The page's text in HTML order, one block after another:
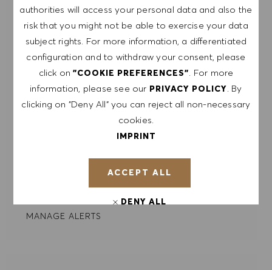
authorities will access your personal data and also the
risk that you might not be able to exercise your data
subject rights. For more information, a differentiated
configuration and to withdraw your consent, please
click on"COOKIE PREFERENCES" . For more
information, please see our PRIVACY POLICY . By
clicking on "Deny All" you can reject all non-necessary
cookies.
IMPRINT
DENY ALL
ACCEPT ALL
NOTE: By signing up, I consent to receive mails
containing HUGO BOSS job offers, invitations for
events and other career related topics, which I
can unsubscribe at any time, e.g. by clicking the
link in each email. I acknowledge that my
personal data will be processed in accordance
with thePRIVACY POLICY.
Enter Email address (Required)
MANAGE ALERTS